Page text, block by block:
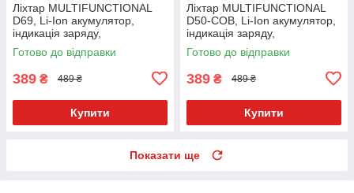
Ліхтар MULTIFUNCTIONAL
D69, Li-Ion акумулятор,
індикація заряду,
запальничка, ЗУ Type-C,Box
Готово до відправки
389 ₴ 489 ₴
Купити
Ліхтар MULTIFUNCTIONAL
D50-COB, Li-Ion акумулятор,
індикація заряду,
запальничка, ЗУ Type-C,Box
Чорний
Готово до відправки
389 ₴ 489 ₴
Купити
Показати ще